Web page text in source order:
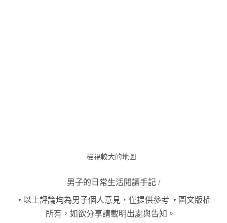
檢視較大的地圖
男子的日常生活閱讀手記 /
• 以上評論均為男子個人意見，僅提供參考 • 圖文版權
所有，如欲分享請載明出處與告知。